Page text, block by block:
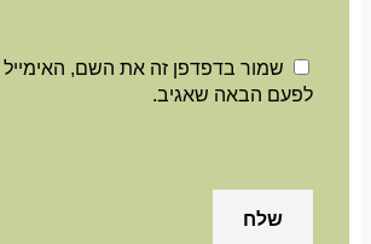
שמור בדפדפן זה את השם, האימייל
לפעם הבאה שאגיב.